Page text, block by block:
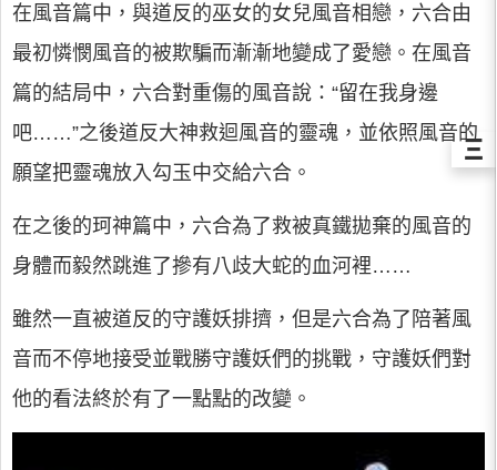
在風音篇中，與道反的巫女的女兒風音相戀，六合由
最初憐憫風音的被欺騙而漸漸地變成了愛戀。在風音
篇的結局中，六合對重傷的風音說：“留在我身邊
吧……”之後道反大神救迴風音的靈魂，並依照風音的
願望把靈魂放入勾玉中交給六合。
在之後的珂神篇中，六合為了救被真鐵拋棄的風音的
身體而毅然跳進了摻有八歧大蛇的血河裡……
雖然一直被道反的守護妖排擠，但是六合為了陪著風
音而不停地接受並戰勝守護妖們的挑戰，守護妖們對
他的看法終於有了一點點的改變。
Ξ